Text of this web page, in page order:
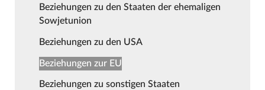
Beziehungen zu den Staaten der ehemaligen
Sowjetunion
Beziehungen zu den USA
Beziehungen zur EU
Beziehungen zu sonstigen Staaten